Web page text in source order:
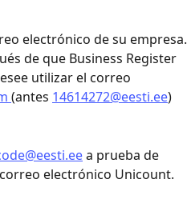
electrónico de su empresa.
de que Business Register
utilizar el correo
(antes 14614272@eesti.ee)
a prueba de
electrónico Unicount.